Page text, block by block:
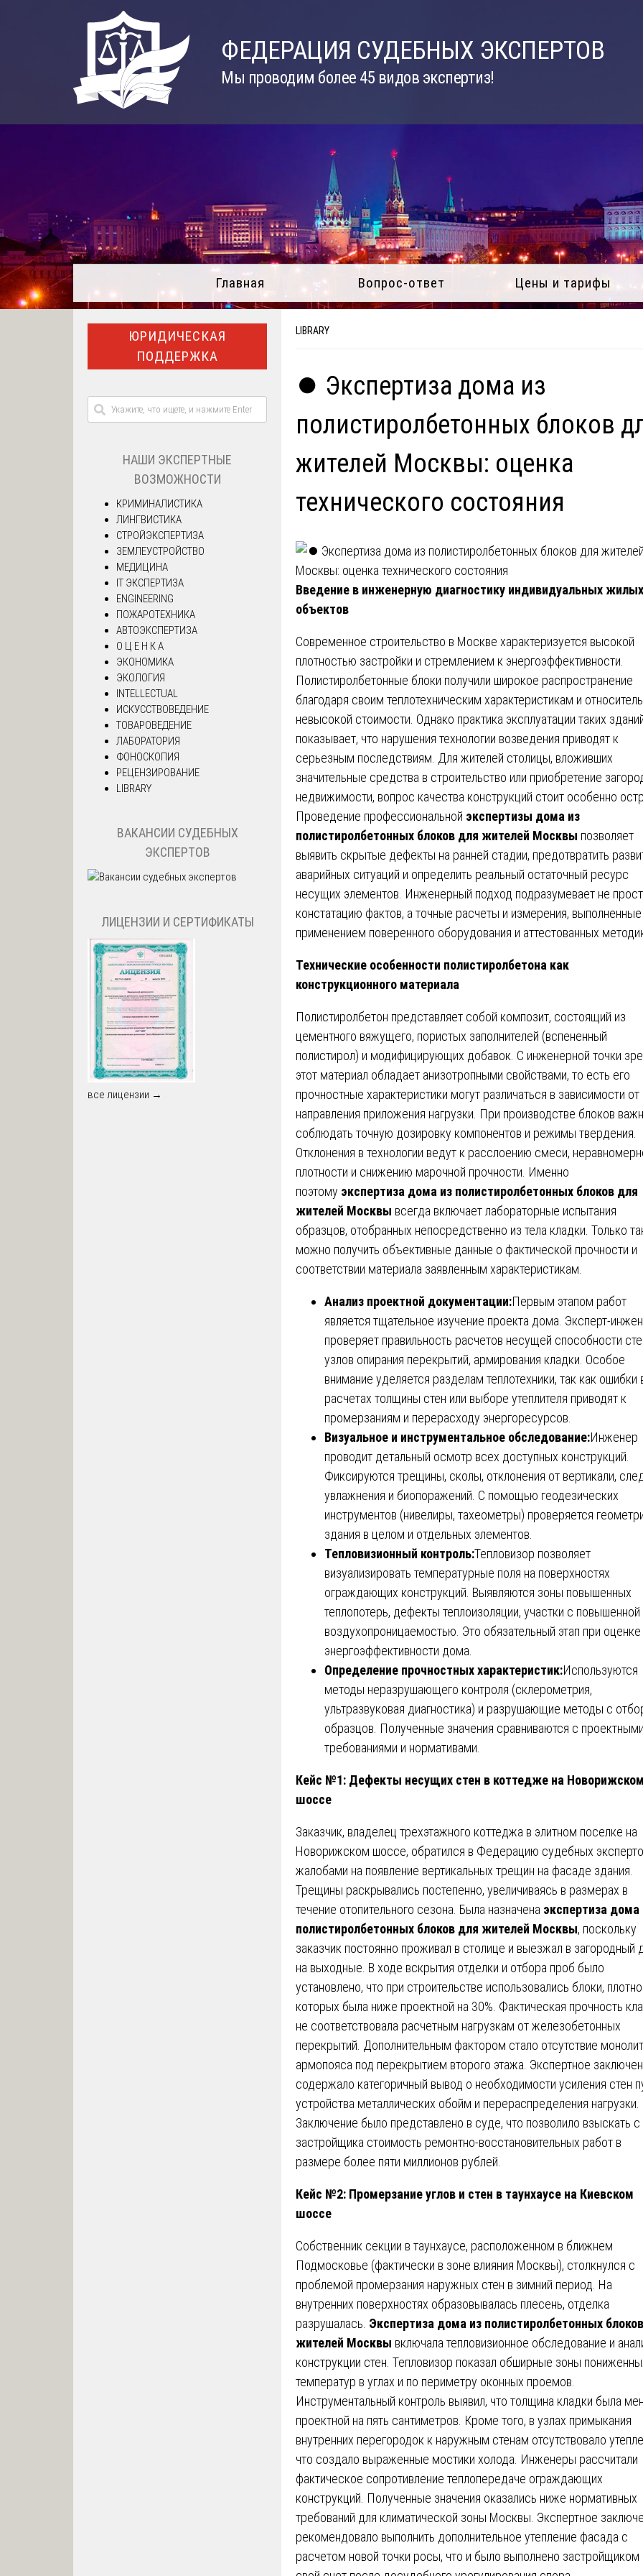
ФЕДЕРАЦИЯ СУДЕБНЫХ ЭКСПЕРТОВ
Мы проводим более 45 видов экспертиз!
Главная Вопрос-ответ Цены и тарифы
LIBRARY
⏺️ Экспертиза дома из
полистиролбетонных блоков
жителей Москвы: оценка
технического состояния
Введение в инженерную диагностику индивидуальных жилых
объектов
Современное строительство в Москве характеризуется высокой
плотностью застройки и стремлением к энергоэффективности.
Полистиролбетонные блоки получили широкое распространение
благодаря своим теплотехническим характеристикам и
невысокой стоимости. Однако практика эксплуатации таких
показывает, что нарушения технологии возведения приводят к
серьезным последствиям. Для жителей столицы, вложивших
значительные средства в строительство или приобретение
недвижимости, вопрос качества конструкций стоит особенно
Проведение профессиональной экспертизы дома из
полистиролбетонных блоков для жителей Москвы позволяет
выявить скрытые дефекты на ранней стадии, предотвратить
аварийных ситуаций и определить реальный остаточный ресурс
несущих элементов. Инженерный подход подразумевает не
констатацию фактов, а точные расчеты и измерения,
применением поверенного оборудования и аттестованных
Технические особенности полистиролбетона как
конструкционного материала
Полистиролбетон представляет собой композит, состоящий из
цементного вяжущего, пористых заполнителей (вспененный
полистирол) и модифицирующих добавок. С инженерной точки
этот материал обладает анизотропными свойствами, то есть его
прочностные характеристики могут различаться в зависимости от
направления приложения нагрузки. При производстве блоков
соблюдать точную дозировку компонентов и режимы твердения.
Отклонения в технологии ведут к расслоению смеси,
плотности и снижению марочной прочности. Именно
поэтому экспертиза дома из полистиролбетонных блоков для
жителей Москвы всегда включает лабораторные испытания
образцов, отобранных непосредственно из тела кладки. Только
можно получить объективные данные о фактической прочности и
соответствии материала заявленным характеристикам.
Анализ проектной документации:Первым этапом работ
является тщательное изучение проекта дома. Эксперт-
проверяет правильность расчетов несущей способности
узлов опирания перекрытий, армирования кладки. Особое
внимание уделяется разделам теплотехники, так как ошибки
расчетах толщины стен или выборе утеплителя приводят к
промерзаниям и перерасходу энергоресурсов.
Визуальное и инструментальное обследование:Инженер
проводит детальный осмотр всех доступных конструкций.
Фиксируются трещины, сколы, отклонения от вертикали,
увлажнения и биопоражений. С помощью геодезических
инструментов (нивелиры, тахеометры) проверяется
здания в целом и отдельных элементов.
Тепловизионный контроль:Тепловизор позволяет
визуализировать температурные поля на поверхностях
ограждающих конструкций. Выявляются зоны повышенных
теплопотерь, дефекты теплоизоляции, участки с повышенной
воздухопроницаемостью. Это обязательный этап при оценке
энергоэффективности дома.
Определение прочностных характеристик:Используются
методы неразрушающего контроля (склерометрия,
ультразвуковая диагностика) и разрушающие методы с
образцов. Полученные значения сравниваются с проектными
требованиями и нормативами.
Кейс №1: Дефекты несущих стен в коттедже на Новорижском
шоссе
Заказчик, владелец трехэтажного коттеджа в элитном поселке на
Новорижском шоссе, обратился в Федерацию судебных
жалобами на появление вертикальных трещин на фасаде здания.
Трещины раскрывались постепенно, увеличиваясь в размерах в
течение отопительного сезона. Была назначена экспертиза дома
полистиролбетонных блоков для жителей Москвы, поскольку
заказчик постоянно проживал в столице и выезжал в загородный
на выходные. В ходе вскрытия отделки и отбора проб было
установлено, что при строительстве использовались блоки,
которых была ниже проектной на 30%. Фактическая прочность
не соответствовала расчетным нагрузкам от железобетонных
перекрытий. Дополнительным фактором стало отсутствие
армопояса под перекрытием второго этажа. Экспертное
содержало категоричный вывод о необходимости усиления стен
устройства металлических обойм и перераспределения нагрузки.
Заключение было представлено в суде, что позволило взыскать с
застройщика стоимость ремонтно-восстановительных работ в
размере более пяти миллионов рублей.
Кейс №2: Промерзание углов и стен в таунхаусе на Киевском
шоссе
Собственник секции в таунхаусе, расположенном в ближнем
Подмосковье (фактически в зоне влияния Москвы), столкнулся с
проблемой промерзания наружных стен в зимний период. На
внутренних поверхностях образовывалась плесень, отделка
разрушалась. Экспертиза дома из полистиролбетонных
жителей Москвы включала тепловизионное обследование и
конструкции стен. Тепловизор показал обширные зоны
температур в углах и по периметру оконных проемов.
Инструментальный контроль выявил, что толщина кладки была
проектной на пять сантиметров. Кроме того, в узлах примыкания
внутренних перегородок к наружным стенам отсутствовало
что создало выраженные мостики холода. Инженеры рассчитали
фактическое сопротивление теплопередаче ограждающих
конструкций. Полученные значения оказались ниже нормативных
требований для климатической зоны Москвы. Экспертное
рекомендовало выполнить дополнительное утепление фасада с
расчетом новой точки росы, что и было выполнено застройщиком
ЮРИДИЧЕСКАЯ
ПОДДЕРЖКА
НАШИ ЭКСПЕРТНЫЕ
ВОЗМОЖНОСТИ
КРИМИНАЛИСТИКА
ЛИНГВИСТИКА
СТРОЙЭКСПЕРТИЗА
ЗЕМЛЕУСТРОЙСТВО
МЕДИЦИНА
IT ЭКСПЕРТИЗА
ENGINEERING
ПОЖАРОТЕХНИКА
АВТОЭКСПЕРТИЗА
О Ц Е Н К А
ЭКОНОМИКА
ЭКОЛОГИЯ
INTELLECTUAL
ИСКУССТВОВЕДЕНИЕ
ТОВАРОВЕДЕНИЕ
ЛАБОРАТОРИЯ
ФОНОСКОПИЯ
РЕЦЕНЗИРОВАНИЕ
LIBRARY
ВАКАНСИИ СУДЕБНЫХ
ЭКСПЕРТОВ
ЛИЦЕНЗИИ И СЕРТИФИКАТЫ
все лицензии →